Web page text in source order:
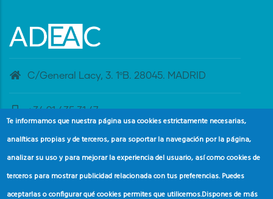
C/General Lacy, 3. 1ºB. 28045. MADRID
+34 91 435 31 47
banderaazul@adeac.es
Te informamos que nuestra página usa cookies estrictamente necesarias,
analíticas propias y de terceros, para soportar la navegación por la página,
analizar su uso y para mejorar la experiencia del usuario, así como cookies de
terceros para mostrar publicidad relacionada con tus preferencias. Puedes
aceptarlas o configurar qué cookies permites que utilicemos.Dispones de más